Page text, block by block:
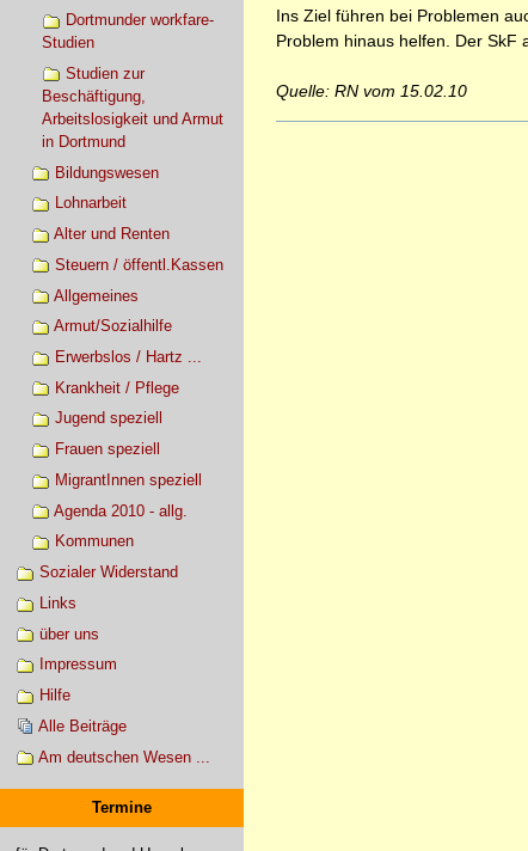
Dortmunder workfare-
Studien
Studien zur
Beschäftigung,
Arbeitslosigkeit und Armut
in Dortmund
Bildungswesen
Lohnarbeit
Alter und Renten
Steuern / öffentl.Kassen
Allgemeines
Armut/Sozialhilfe
Erwerbslos / Hartz ...
Krankheit / Pflege
Jugend speziell
Frauen speziell
MigrantInnen speziell
Agenda 2010 - allg.
Kommunen
Sozialer Widerstand
Links
über uns
Impressum
Hilfe
Alle Beiträge
Am deutschen Wesen ...
Termine
Ins Ziel führen bei Problemen
Problem hinaus helfen. Der SkF
Quelle: RN vom 15.02.10